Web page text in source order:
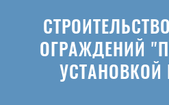
ОГРАЖДЕНИЙ
УСТАНОВКОЙ